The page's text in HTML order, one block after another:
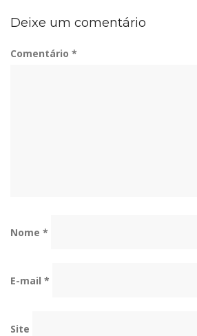
Deixe um comentário
Comentário *
Nome *
E-mail *
Site